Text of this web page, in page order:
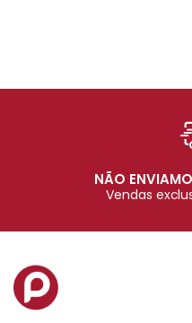
NÃO
Vendas